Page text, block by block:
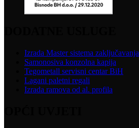
Izrada Master sistema zaključavanja
Samonosiva konzolna kapija
Tegometall servisni centar BiH
Lagani paletni regali
Izrada ramova od al. profila